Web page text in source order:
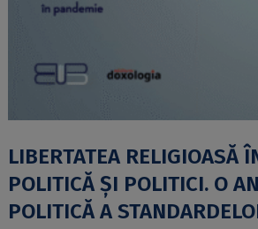
LIBERTATEA RELIGIOASĂ
POLITICĂ ȘI POLITICI. O
POLITICĂ A